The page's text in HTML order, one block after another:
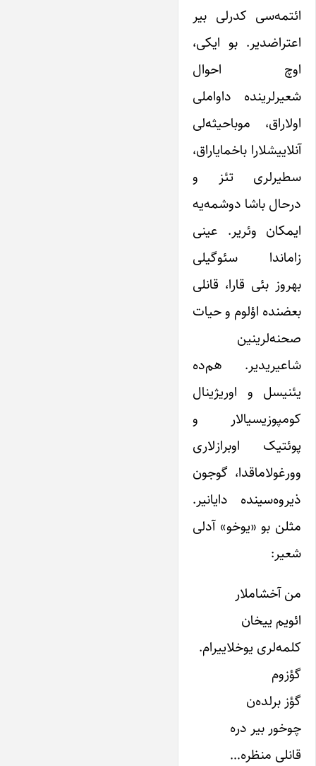
ا‌ئتمه‌سی کدرلی بیر
اعتراضدیر. بو ایکی،
اوچ احوال
شعیرلرینده داواملی
اولاراق، موباحیثه‌لی
آنلاییشلارا باخمایاراق،
سطیرلری تئز و
درحال باشا دوشمه‌یه
ایمکان وئریر. عینی
زاماندا سئوگیلی
بهروز بئی قارا، قانلی
بعضنده اؤلوم و حیات
صحنه‌‌لرینین
شاعیریدیر. هم‌ده
یئنیسل و اوریژینال
کومپوزیسیالار و
پوئتیک اوبرازلاری
وورغولاماقدا، گوجون
ذیروه‌سینده دایانیر.
مثلن بو «یوخو» آدلی
شعیر:
من آخشاملار
ائویم ییخان
کلمه‌لری یوخلاییرام.
گؤزوم
گؤز برلده‌ن
چوخور بیر دره
قانلی منظره…